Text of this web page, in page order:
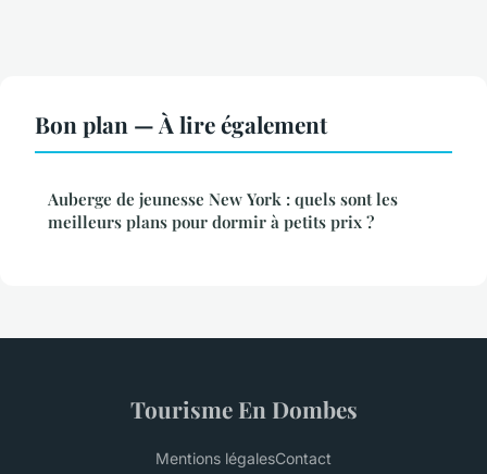
Bon plan — À lire également
Auberge de jeunesse New York : quels sont les
meilleurs plans pour dormir à petits prix ?
Tourisme En Dombes
Mentions légalesContact